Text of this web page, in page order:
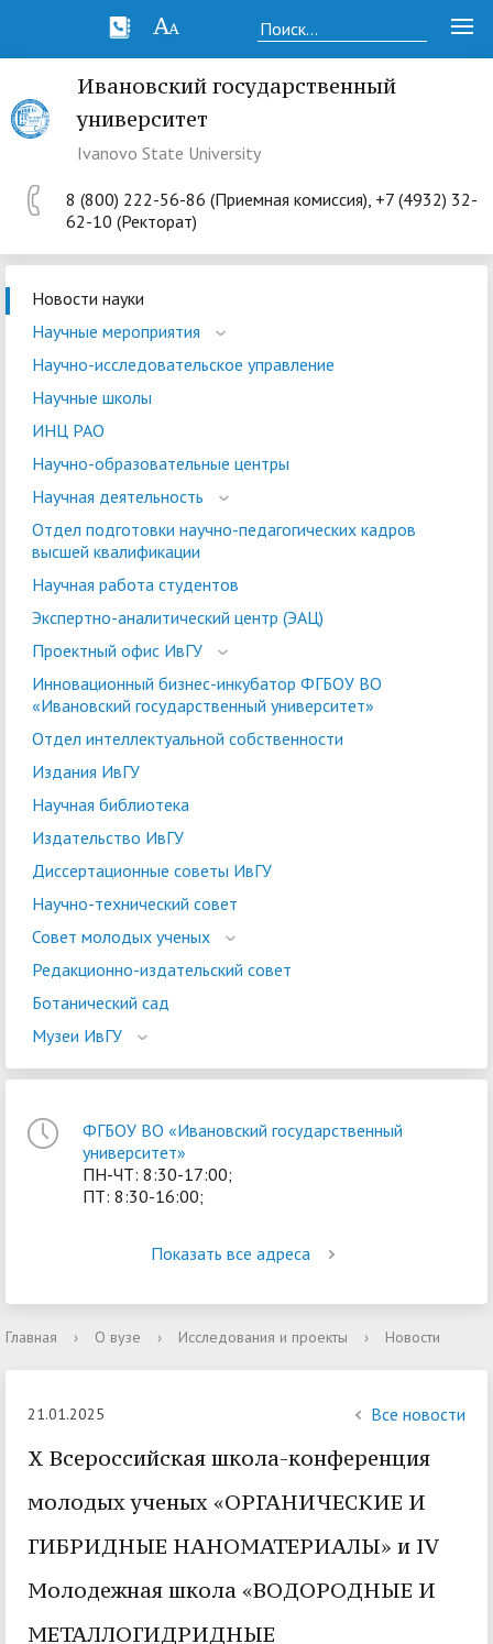
Ивановский государственный
университет
Ivanovo State University
8 (800) 222-56-86 (Приемная комиссия), +7 (4932) 32-
62-10 (Ректорат)
Новости науки
Научные мероприятия
Научно-исследовательское управление
Научные школы
ИНЦ РАО
Научно-образовательные центры
Научная деятельность
Отдел подготовки научно-педагогических кадров
высшей квалификации
Научная работа студентов
Экспертно-аналитический центр (ЭАЦ)
Проектный офис ИвГУ
Инновационный бизнес-инкубатор ФГБОУ ВО
«Ивановский государственный университет»
Отдел интеллектуальной собственности
Издания ИвГУ
Научная библиотека
Издательство ИвГУ
Диссертационные советы ИвГУ
Научно-технический совет
Совет молодых ученых
Редакционно-издательский совет
Ботанический сад
Музеи ИвГУ
ФГБОУ ВО «Ивановский государственный
университет»
ПН-ЧТ: 8:30-17:00;
ПТ: 8:30-16:00;
Показать все адреса
Главная › О вузе › Исследования и проекты › Новости
21.01.2025 Все новости
Х Всероссийская школа-конференция
молодых ученых «ОРГАНИЧЕСКИЕ И
ГИБРИДНЫЕ НАНОМАТЕРИАЛЫ» и IV
Молодежная школа «ВОДОРОДНЫЕ И
МЕТАЛЛОГИДРИДНЫЕ